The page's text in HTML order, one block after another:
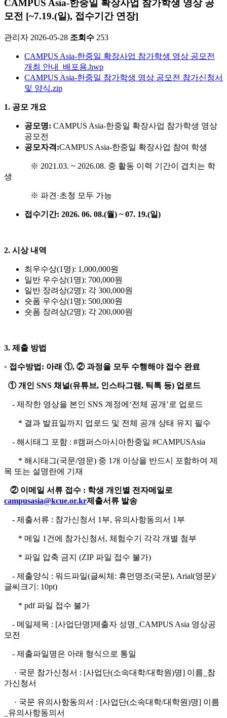
CAMPUS Asia-한중일 확장사업 참가학생 영상 공
모전 [~7.19.(일), 접수기간 연장]
관리자 2026-05-28 조회수 253
CAMPUS Asia-한중일 확장사업 참가학생 영상 공모전
개최 안내_배포용.hwp
CAMPUS Asia-한중일 참가학생 영상 공모전 참가신청서
및 양식.zip
1. 공모 개요
공모명: CAMPUS Asia-한중일 확장사업 참가학생 영상
공모전
공모자격:CAMPUS Asia-한중일 확장사업 참여 학생
※ 2021.03. ~ 2026.08. 중 활동 이력 기간이 겹치는 학
생
※ 파견·초청 모두 가능
접수기간: 2026. 06. 08.(월) ~ 07. 19.(일)
2. 시상 내역
최우수상(1명): 1,000,000원
일반 우수상(1명): 700,000원
일반 장려상(2명): 각 300,000원
숏폼 우수상(1명): 500,000원
숏폼 장려상(2명): 각 200,000원
3. 제출 방법
◦ 접수방법: 아래 ①, ② 과정을 모두 수행해야 접수 완료
①개인 SNS 채널(유튜브, 인스타그램, 틱톡 등) 업로드
- 제작한 영상을 본인 SNS 계정에‘전체 공개’로 업로드
* 결과 발표일까지 업로드 및 전체 공개 상태 유지 필수
- 해시태그 포함 : #캠퍼스아시아한중일 #CAMPUSAsia
* 해시태그(국문/영문) 중 1개 이상을 반드시 포함하여 제
목 또는 설명란에 기재
② 이메일 서류 접수 : 학생 개인별 전자메일로
campusasia@kcue.or.kr제출서류 발송
- 제출서류 : 참가신청서 1부, 유의사항동의서 1부
* 메일 1건에 참가신청서, 체험수기 각각 개별 첨부
* 파일 압축 금지 (ZIP 파일 접수 불가)
- 제출양식 : 워드파일(글씨체: 휴먼명조(국문), Arial(영문)/
글씨크기: 10pt)
* pdf 파일 접수 불가
- 메일제목 : [사업단명]제출자 성명_CAMPUS Asia 영상공
모전
- 제출파일명은 아래 형식으로 통일
· 국문 참가신청서 : [사업단(소속대학/대학원)명] 이름_참
가신청서
· 국문 유의사항동의서 : [사업단(소속대학/대학원)명] 이름
_유의사항동의서